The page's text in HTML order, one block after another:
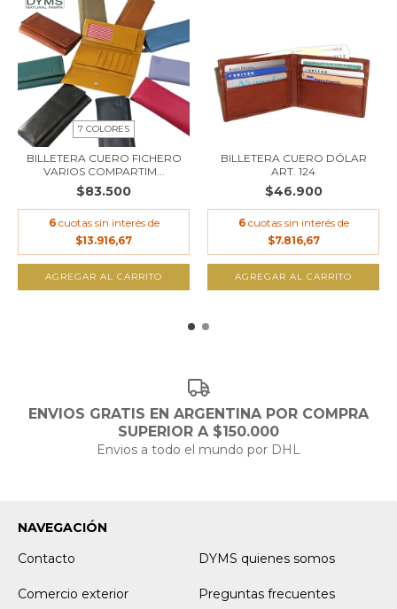
7 COLORES
BILLETERA CUERO FICHERO
VARIOS COMPARTIM...
$83.500
6 cuotas sin interés de
$13.916,67
AGREGAR AL CARRITO
BILLETERA CUERO DÓLAR
ART. 124
$46.900
6 cuotas sin interés de
$7.816,67
AGREGAR AL CARRITO
ENVIOS GRATIS EN ARGENTINA POR COMPRA
SUPERIOR A $150.000
Envios a todo el mundo por DHL
NAVEGACIÓN
Contacto
DYMS quienes somos
Comercio exterior Preguntas frecuentes